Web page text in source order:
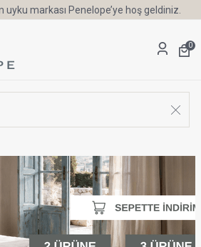
uyku markası Penelope’ye hoş geldiniz.
0